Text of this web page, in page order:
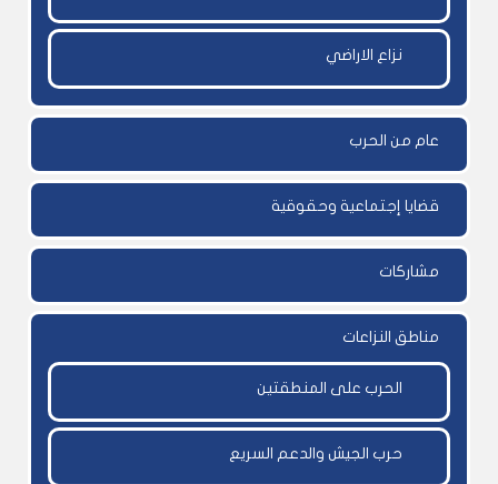
نزاع الاراضي
عام من الحرب
قضايا إجتماعية وحقوقية
مشاركات
مناطق النزاعات
الحرب على المنطقتين
حرب الجيش والدعم السريع